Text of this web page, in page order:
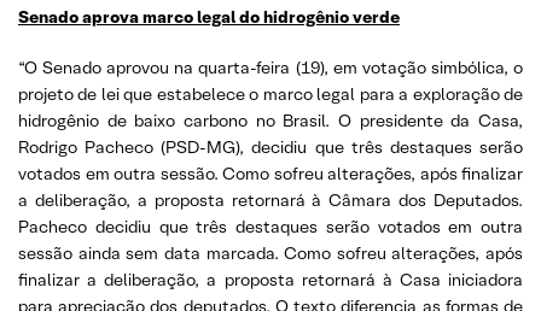
Senado aprova marco legal do hidrogênio verde
“O Senado aprovou na quarta-feira (19), em votação simbólica, o
projeto de lei que estabelece o marco legal para a exploração de
hidrogênio de baixo carbono no Brasil. O presidente da Casa,
Rodrigo Pacheco (PSD-MG), decidiu que três destaques serão
votados em outra sessão. Como sofreu alterações, após finalizar
a deliberação, a proposta retornará à Câmara dos Deputados.
Pacheco decidiu que três destaques serão votados em outra
sessão ainda sem data marcada. Como sofreu alterações, após
finalizar a deliberação, a proposta retornará à Casa iniciadora
para apreciação dos deputados. O texto diferencia as formas de